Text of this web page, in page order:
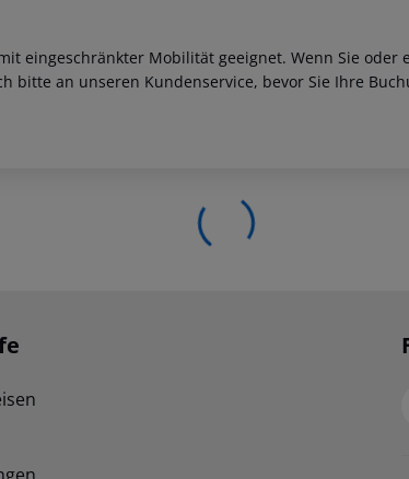
eingeschränkter Mobilität geeignet. Wenn Sie
bitte an unseren Kundenservice, bevor Sie Ihre